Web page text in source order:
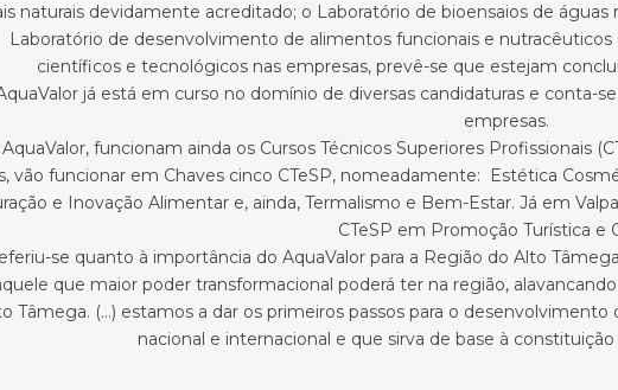
naturais devidamente acreditado; o Laboratório de bioensaios de
de desenvolvimento de alimentos funcionais e
científicos e tecnológicos nas empresas, prevê-se que estejam
já está em curso no domínio de diversas candidaturas e conta-
empresas.
funcionam ainda os Cursos Técnicos Superiores Profissionais
vão funcionar em Chaves cinco CTeSP, nomeadamente: Estética
e Inovação Alimentar e, ainda, Termalismo e Bem-Estar. Já em
CTeSP em Promoção Turística e
se quanto à importância do AquaValor para a Região do Alto
que maior poder transformacional poderá ter na região,
Tâmega. (…) estamos a dar os primeiros passos para o
nacional e internacional e que sirva de base à